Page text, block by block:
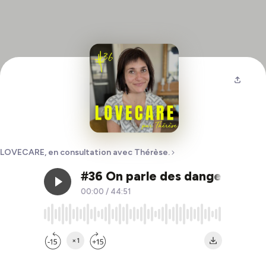
LOVECARE, en consultation avec Thérèse.